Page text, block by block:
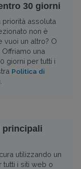
30 giorni
assoluta
non è
vuoi un altro? O
una
giorni per tutti i
Politica di
principali
utilizzando un
tutti i siti web o